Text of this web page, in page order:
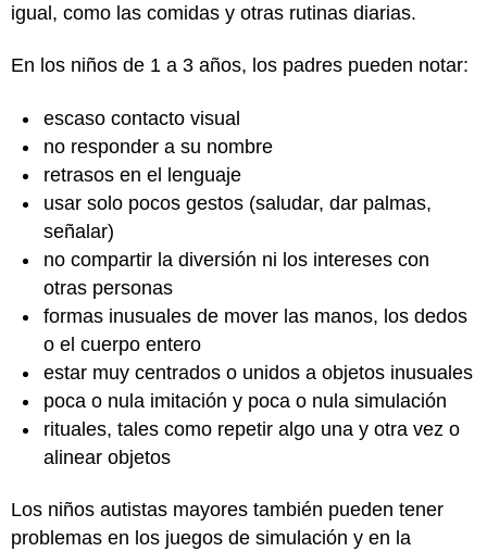
igual, como las comidas y otras rutinas diarias.
En los niños de 1 a 3 años, los padres pueden notar:
escaso contacto visual
no responder a su nombre
retrasos en el lenguaje
usar solo pocos gestos (saludar, dar palmas,
señalar)
no compartir la diversión ni los intereses con
otras personas
formas inusuales de mover las manos, los dedos
o el cuerpo entero
estar muy centrados o unidos a objetos inusuales
poca o nula imitación y poca o nula simulación
rituales, tales como repetir algo una y otra vez o
alinear objetos
Los niños autistas mayores también pueden tener
problemas en los juegos de simulación y en la